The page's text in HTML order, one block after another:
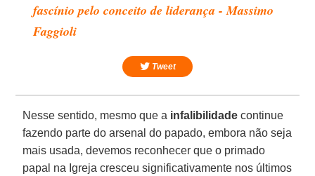
fascínio pelo conceito de liderança - Massimo
Faggioli
Tweet
Nesse sentido, mesmo que a infalibilidade continue
fazendo parte do arsenal do papado, embora não seja
mais usada, devemos reconhecer que o primado
papal na Igreja cresceu significativamente nos últimos